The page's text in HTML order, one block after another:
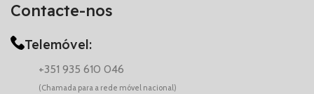
Contacte-nos
Telemóvel:
+351 935 610 046
(Chamada para a rede móvel nacional)